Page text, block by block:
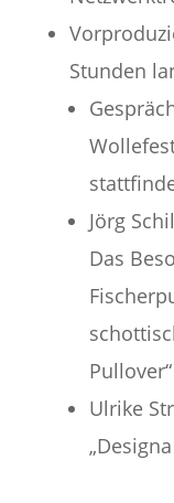
Stunden
Jörg
Das
Pullover“
Ulrike